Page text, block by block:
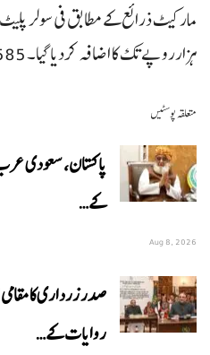
ہزارروپے تک کا اضافہ کردیا گیا۔ 585
متعلقہ پوسٹیں
پاکستان، سعودی عرب
کے…
Aug 8, 2026
صدر زرداری کا
روایات کے…